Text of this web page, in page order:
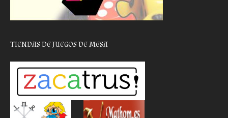
TIENDAS DE JUEGOS DE MESA